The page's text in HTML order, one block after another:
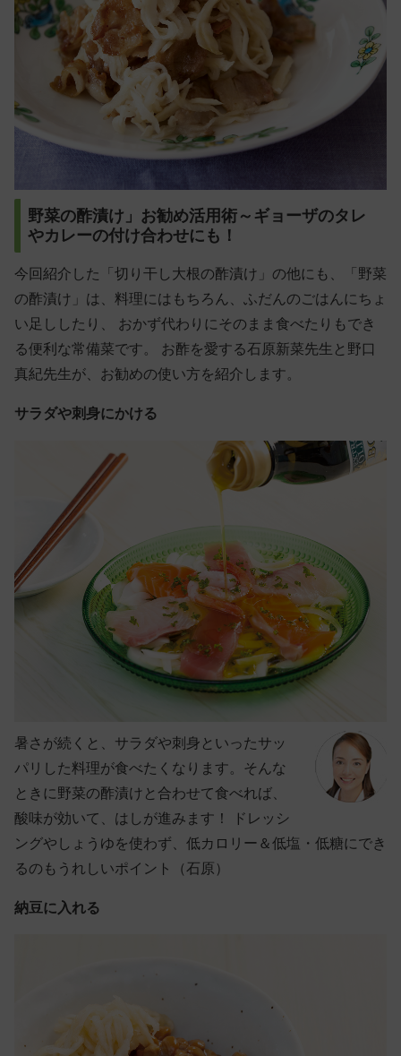
野菜の酢漬け」お勧め活用術～ギョーザのタレ
やカレーの付け合わせにも！
今回紹介した「切り干し大根の酢漬け」の他にも、「野菜
の酢漬け」は、料理にはもちろん、ふだんのごはんにちょ
い足ししたり、 おかず代わりにそのまま食べたりもでき
る便利な常備菜です。 お酢を愛する石原新菜先生と野口
真紀先生が、お勧めの使い方を紹介します。
サラダや刺身にかける
暑さが続くと、サラダや刺身といったサッ
パリした料理が食べたくなります。そんな
ときに野菜の酢漬けと合わせて食べれば、
酸味が効いて、はしが進みます！ ドレッシ
ングやしょうゆを使わず、低カロリー＆低塩・低糖にでき
るのもうれしいポイント（石原）
納豆に入れる